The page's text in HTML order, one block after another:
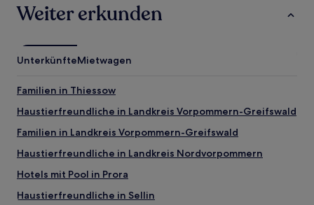
Weiter erkunden
UnterkünfteMietwagen
Familien in Thiessow
Haustierfreundliche in Landkreis Vorpommern-Greifswald
Familien in Landkreis Vorpommern-Greifswald
Haustierfreundliche in Landkreis Nordvorpommern
Hotels mit Pool in Prora
Haustierfreundliche in Sellin